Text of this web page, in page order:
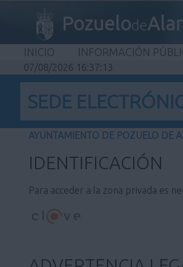
Pozuelode
INICIO INFORMACIÓN
07/08/2026 16:37:13
SEDE
AYUNTAMIENTO DE POZUELO DE
IDENTIFICACIÓN
Para acceder a la zona privada es